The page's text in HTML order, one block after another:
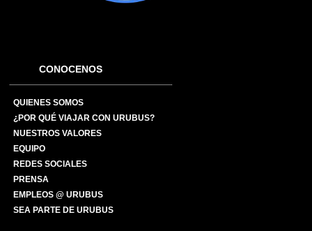
CONOCENOS
QUIENES SOMOS
¿POR QUÉ VIAJAR CON URUBUS?
NUESTROS VALORES
EQUIPO
REDES SOCIALES
PRENSA
EMPLEOS @ URUBUS
SEA PARTE DE URUBUS